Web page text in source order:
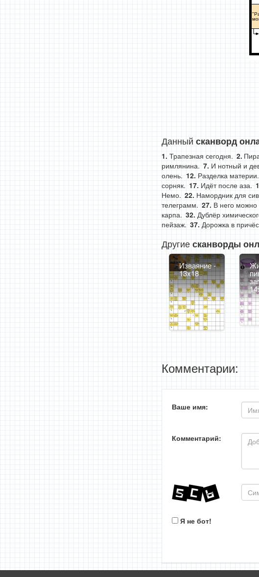
Данный сканворд
Трапезная сегодня.
римлянина.
И нотный и
олень.
Разделка материи.
сорняк.
Идёт после аза.
Немо.
Намордник для
телеграмм.
В него можно
карпа.
Дублёр
пейзаж.
Дорожка в
Другиесканворды
Изваяние -
13x18
Комментарии:
Ваше имя:
Комментарий:
Я не бот!